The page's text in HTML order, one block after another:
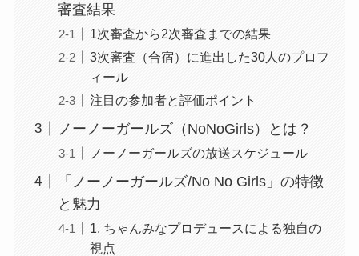
審査結果
1次審査から2次審査までの結果
3次審査（合宿）に進出した30人のプロフ
ィール
注目の参加者と評価ポイント
ノーノーガールズ（NoNoGirls）とは？
ノーノーガールズの放送スケジュール
「ノーノーガールズ/No No Girls」の特徴
と魅力
1. ちゃんみなプロデュースによる独自の
視点